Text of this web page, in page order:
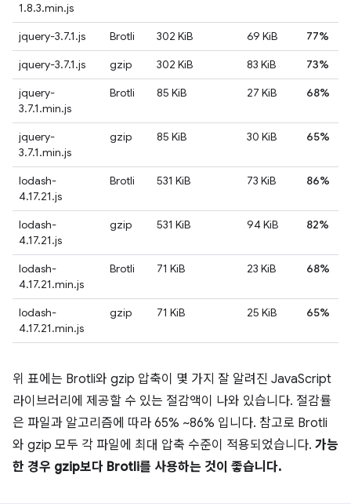
1.8.3.min.js
jquery-3.7.1.js Brotli 302 KiB 69 KiB
77%
jquery-3.7.1.js
gzip 302 KiB 83 KiB
73%
jquery-
3.7.1.min.js
Brotli 85 KiB 27 KiB 68%
jquery-
3.7.1.min.js
gzip 85 KiB 30 KiB 65%
lodash-
4.17.21.js
Brotli 531 KiB 73 KiB 86%
lodash-
4.17.21.js
gzip 531 KiB 94 KiB 82%
lodash-
4.17.21.min.js
Brotli 71 KiB 23 KiB 68%
lodash-
4.17.21.min.js
gzip 71 KiB 25 KiB 65%
위 표에는 Brotli와 gzip 압축이 몇 가지 잘 알려진 JavaScript
라이브러리에 제공할 수 있는 절감액이 나와 있습니다. 절감률
은 파일과 알고리즘에 따라 65% ~86% 입니다. 참고로 Brotli
와 gzip 모두 각 파일에 최대 압축 수준이 적용되었습니다. 가능
한 경우 gzip보다 Brotli를 사용하는 것이 좋습니다.